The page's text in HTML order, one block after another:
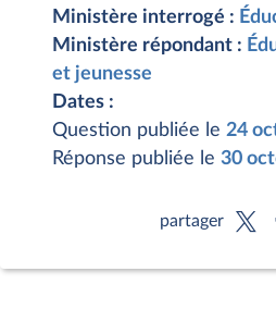
Ministère interrogé :
Ministère répondant :
et jeunesse
Dates :
Question publiée le 24
Réponse publiée le 30
partager